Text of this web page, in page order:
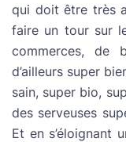
qui doit être très
faire un tour sur
commerces, de
d’ailleurs super
sain, super bio,
des serveuses
Et en s’éloignant